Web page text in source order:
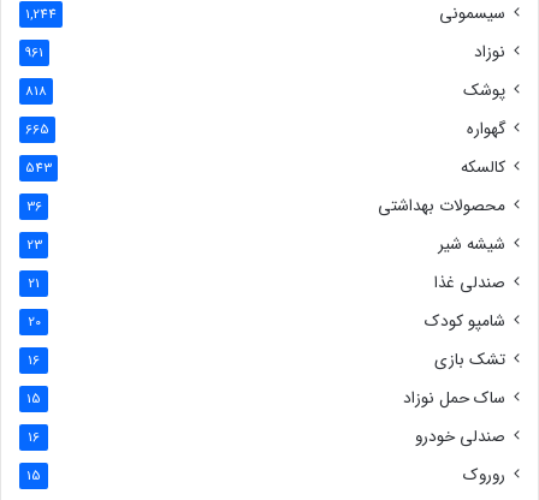
سیسمونی 1,244
نوزاد 961
پوشک 818
گهواره 665
کالسکه 543
محصولات بهداشتی 36
شیشه شیر 23
صندلی غذا 21
شامپو کودک 20
تشک بازی 16
ساک حمل نوزاد 15
صندلی خودرو 16
روروک 15